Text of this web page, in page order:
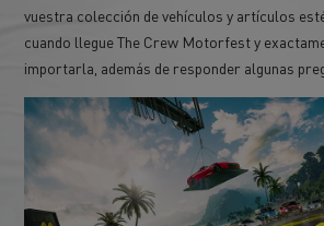
vuestra colección de vehículos y artículos
cuando llegue The Crew Motorfest y
importarla, además de responder algunas